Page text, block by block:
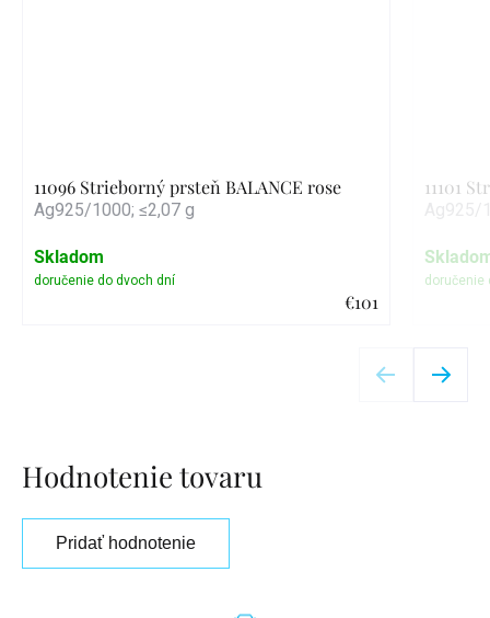
11096 Strieborný prsteň BALANCE rose
Ag925/1000; ≤2,07 g
€101
Skladom
11101
Hodnotenie tovaru
Pridať hodnotenie